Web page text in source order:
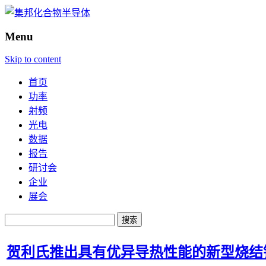
Menu
Skip to content
首页
功率
射频
光电
数据
报告
研讨会
企业
展会
贺利氏推出具有优异导热性能的新型烧结